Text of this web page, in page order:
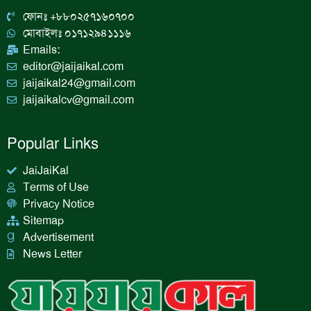
a
m
n
ফোনঃ +৮৮০২৫৭১৬০৭০০
মোবাইলঃ ০১৭১২৯৪১১১৬
Emails:
editor@jaijaikal.com
jaijaikal24@gmail.com
jaijaikalcv@gmail.com
Popular Links
JaiJaiKal
Terms of Use
Privacy Notice
Sitemap
Advertisement
News Letter